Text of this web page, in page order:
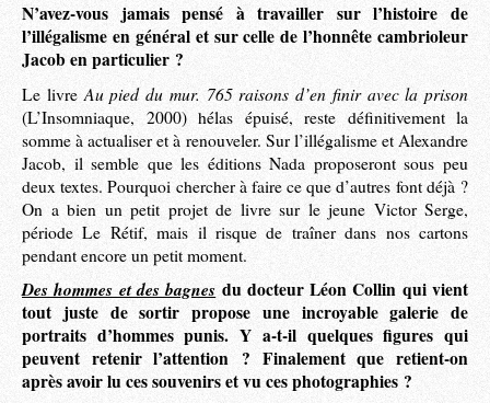
N’avez-vous jamais pensé à travailler sur l’histoire de
l’illégalisme en général et sur celle de l’honnête cambrioleur
Jacob en particulier ?
Le livreAu pied du mur. 765 raisons d’en finir avec la prison
(L’Insomniaque, 2000) hélas épuisé, reste définitivement la
somme à actualiser et à renouveler. Sur l’illégalisme et Alexandre
Jacob, il semble que les éditions Nada proposeront sous peu
deux textes. Pourquoi chercher à faire ce que d’autres font déjà ?
On a bien un petit projet de livre sur le jeune Victor Serge,
période Le Rétif, mais il risque de traîner dans nos cartons
pendant encore un petit moment.
Des hommes et des bagnes du docteur Léon Collin qui vient
tout juste de sortir propose une incroyable galerie de
portraits d’hommes punis. Y a-t-il quelques figures qui
peuvent retenir l’attention ? Finalement que retient-on
après avoir lu ces souvenirs et vu ces photographies ?